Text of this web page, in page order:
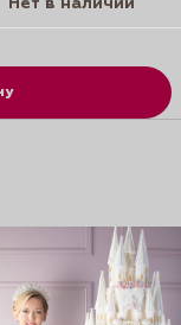
Нет в наличии